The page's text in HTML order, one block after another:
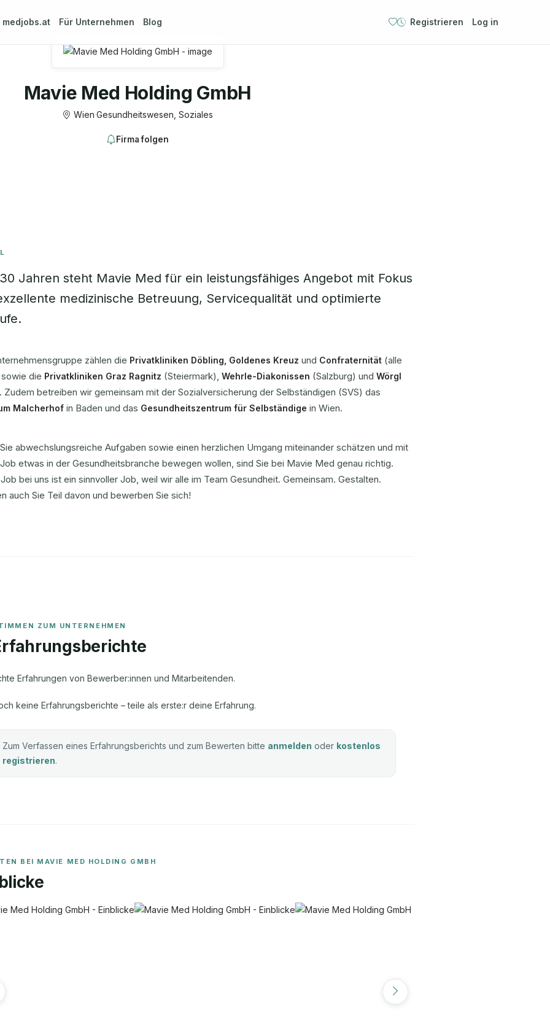
medjobs.at Für Unternehmen Blog Registrieren Log in
Mavie Med Holding GmbH
Wien·Gesundheitswesen, Soziales
Firma folgen
Jahren steht Mavie Med für ein leistungsfähiges Angebot mit Fokus
medizinische Betreuung, Servicequalität und optimierte
zählen die Privatkliniken Döbling, Goldenes Kreuz und Confraternität (alle
die Privatkliniken Graz Ragnitz (Steiermark),Wehrle-Diakonissen (Salzburg) undWörgl
Zudem betreiben wir gemeinsam mit der Sozialversicherung der Selbständigen (SVS) das
Malcherhof in Baden und das Gesundheitszentrum für Selbständige in Wien.
abwechslungsreiche Aufgaben sowie einen herzlichen Umgang miteinander schätzen und mit
etwas in der Gesundheitsbranche bewegen wollen, sind Sie bei Mavie Med genau richtig.
bei uns ist ein sinnvoller Job, weil wir alle im Team Gesundheit. Gemeinsam. Gestalten.
auch Sie Teil davon und bewerben Sie sich!
Erfahrungen von Bewerber:innen und Mitarbeitenden.
keine Erfahrungsberichte – teile als erste:r deine Erfahrung.
Zum Verfassen eines Erfahrungsberichts und zum Bewerten bitte anmelden oder kostenlos
registrieren.
BEI MAVIE MED HOLDING GMBH